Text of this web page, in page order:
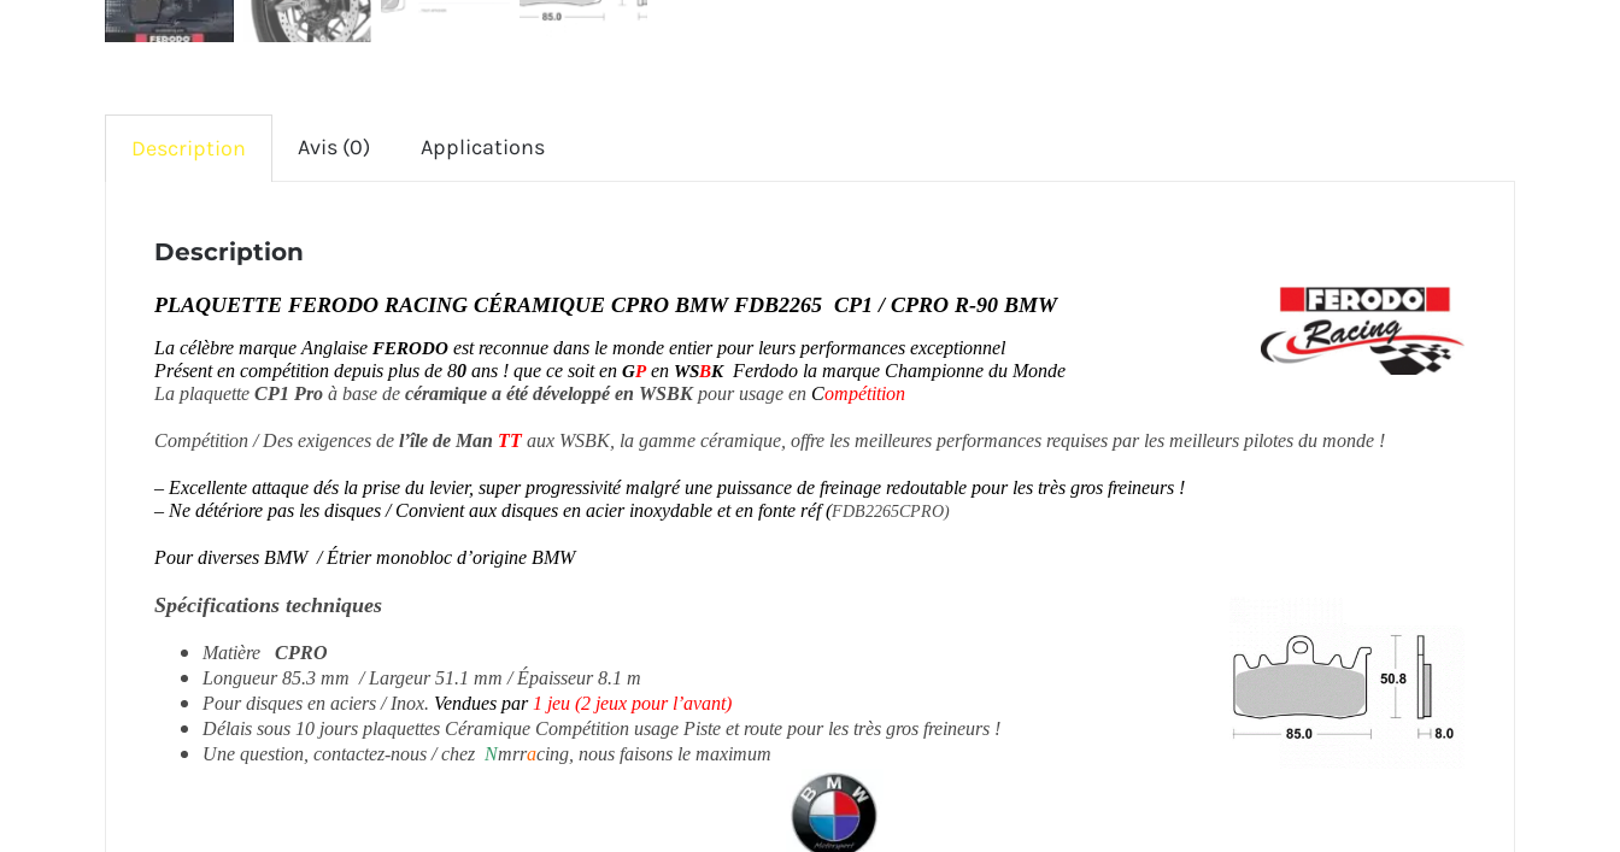
Description Avis (0) Applications
Description
PLAQUETTE FERODO RACING CÉRAMIQUE CPRO BMW FDB2265 CP1 / CPRO R-90 BMW
La célèbre marque Anglaise FERODO est reconnue dans le monde entier pour leurs performances exceptionnel
Présent en compétition depuis plus de 80 ans ! que ce soiten GP en WSBKFerdodo la marque Championne du Monde
La plaquette CP1 Pro à base de céramique a été développé en WSBKpour usage en Compétition
Compétition / Des exigences de l’île de Man TTaux WSBK, la gamme céramique, offre les meilleures performances requises par les meilleurs pilotes du monde !
– Excellente attaque dés la prise du levier, super progressivité malgré une puissance de freinage redoutable pour les très gros freineurs !
– Ne détériore pas les disques / Convient aux disques en acier inoxydable et en fonte réf (FDB2265CPRO)
Pour diverses BMW / Étrier monobloc d’origine BMW
Spécifications techniques
Matière CPRO
Longueur 85.3 mm /Largeur 51.1 mm /Épaisseur 8.1 m
Pour disques en aciers / Inox. Vendues par1 jeu (2 jeux pour l’avant)
Délais sous 10 jours plaquettes Céramique Compétition usage Piste et route pour les très gros freineurs !
Une question, contactez-nous / chez Nmrracing, nous faisons le maximum